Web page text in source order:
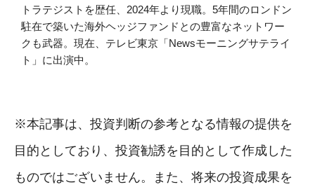
トラテジストを歴任、2024年より現職。5年間のロンドン
駐在で築いた海外ヘッジファンドとの豊富なネットワー
クも武器。現在、テレビ東京「Newsモーニングサテライ
ト」に出演中。
※本記事は、投資判断の参考となる情報の提供を
目的としており、投資勧誘を目的として作成した
ものではございません。また、将来の投資成果を